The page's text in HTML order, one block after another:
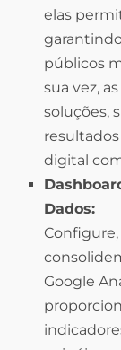
elas
públicos
sua vez,
soluções,
digital
Dados:
Google